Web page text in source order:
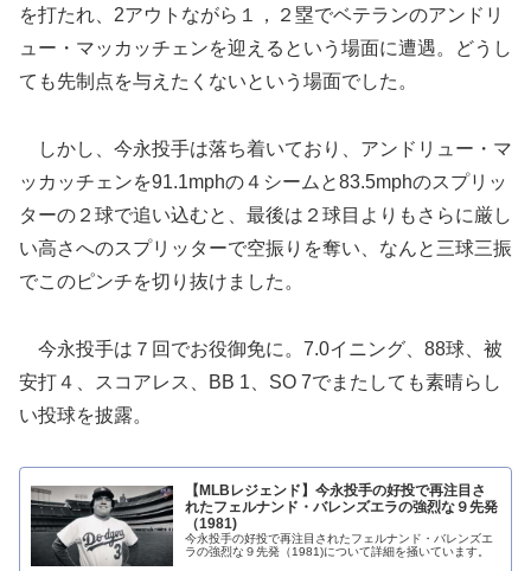
を打たれ、2アウトながら１，２塁でベテランのアンドリ
ュー・マッカッチェンを迎えるという場面に遭遇。どうし
ても先制点を与えたくないという場面でした。
しかし、今永投手は落ち着いており、アンドリュー・マ
ッカッチェンを91.1mphの４シームと83.5mphのスプリッ
ターの２球で追い込むと、最後は２球目よりもさらに厳し
い高さへのスプリッターで空振りを奪い、なんと三球三振
でこのピンチを切り抜けました。
今永投手は７回でお役御免に。7.0イニング、88球、被
安打４、スコアレス、BB 1、SO 7でまたしても素晴らし
い投球を披露。
【MLBレジェンド】今永投手の好投で再注目さ
れたフェルナンド・バレンズエラの強烈な９先発
（1981)
今永投手の好投で再注目されたフェルナンド・バレンズエ
ラの強烈な９先発（1981)について詳細を掻いています。